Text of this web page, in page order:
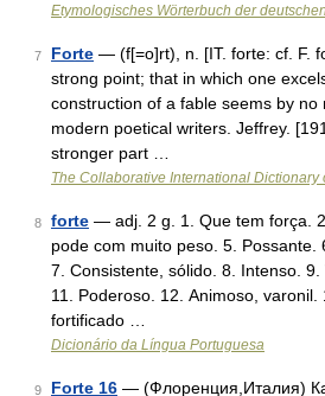
Etymologisches Wörterbuch der
7 Forte — (f[=o]rt), n. [IT. forte: cf. F.
strong point; that in which one
construction of a fable seems by
modern poetical writers. Jeffrey.
stronger part …
The Collaborative International Dictionary
8 forte — adj. 2 g. 1. Que tem força.
pode com muito peso. 5. Possante.
7. Consistente, sólido. 8. Intenso. 9.
11. Poderoso. 12. Animoso, varonil.
fortificado …
Dicionário da Língua Portuguesa
9 Forte 16 — (Флоренция,Италия)